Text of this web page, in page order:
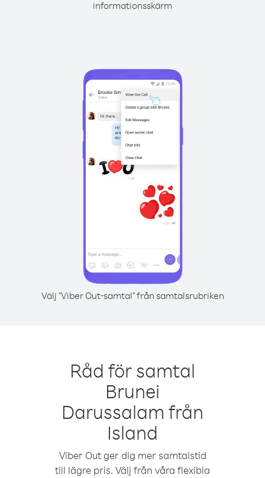
informationsskärm
Välj "Viber Out-samtal" från samtalsrubriken
Råd för samtal
Brunei
Darussalam från
Island
Viber Out ger dig mer samtalstid
till lägre pris. Välj från våra flexibla